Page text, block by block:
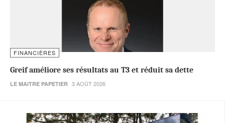
FINANCIÈRES
Greif améliore ses résultats au T3 et réduit sa dette
LE MAITRE PAPETIER 3 AOÛT 2026